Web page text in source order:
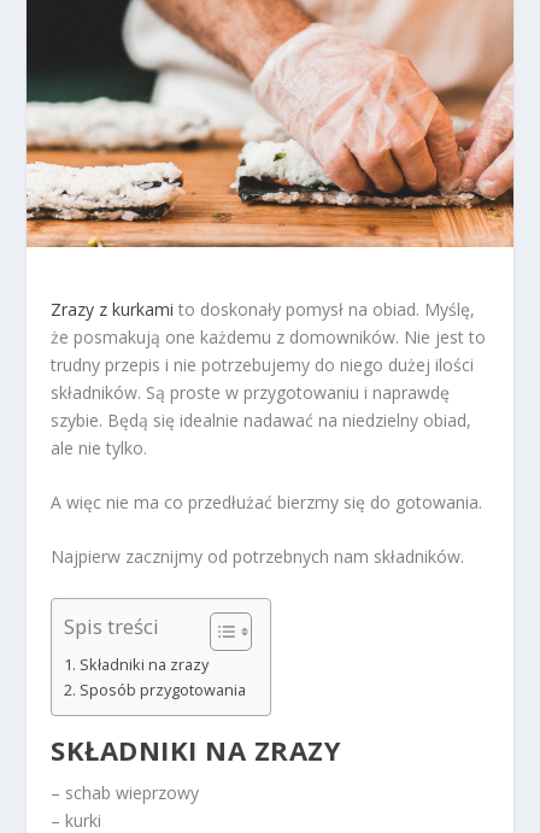
Zrazy z kurkami to doskonały pomysł na obiad. Myślę,
że posmakują one każdemu z domowników. Nie jest to
trudny przepis i nie potrzebujemy do niego dużej ilości
składników. Są proste w przygotowaniu i naprawdę
szybie. Będą się idealnie nadawać na niedzielny obiad,
ale nie tylko.
A więc nie ma co przedłużać bierzmy się do gotowania.
Najpierw zacznijmy od potrzebnych nam składników.
Spis treści
Składniki na zrazy
Sposób przygotowania
SKŁADNIKI NA ZRAZY
– schab wieprzowy
– kurki